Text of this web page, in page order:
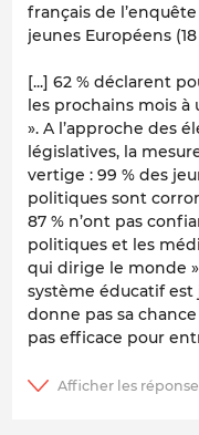
français de
jeunes Européens
[...] 62 % déclarent
les prochains mois
». A l’approche des
législatives, la
vertige : 99 % des
politiques sont
87 % n’ont pas
politiques et les
qui dirige le monde
système éducatif est
donne pas sa chance
pas efficace pour